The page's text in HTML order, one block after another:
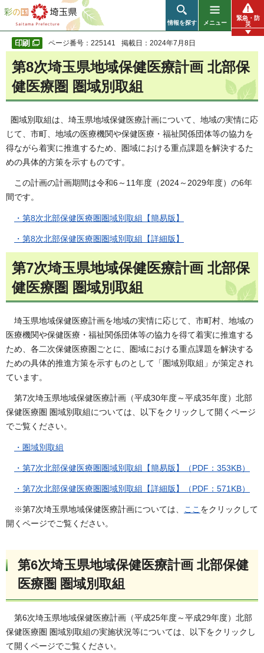
彩の国 埼玉県
情報を探す メニュー
緊急・防
災
ページ番号：225141 掲載日：2024年7月8日
第8次埼玉県地域保健医療計画 北部保
健医療圏 圏域別取組
圏域別取組は、埼玉県地域保健医療計画について、地域の実情に応
じて、市町、地域の医療機関や保健医療・福祉関係団体等の協力を
得ながら着実に推進するため、圏域における重点課題を解決するた
めの具体的方策を示すものです。
この計画の計画期間は令和6～11年度（2024～2029年度）の6年
間です。
・第8次北部保健医療圏圏域別取組【簡易版】
・第8次北部保健医療圏圏域別取組【詳細版】
第7次埼玉県地域保健医療計画 北部保
健医療圏 圏域別取組
埼玉県地域保健医療計画を地域の実情に応じて、市町村、地域の
医療機関や保健医療・福祉関係団体等の協力を得て着実に推進する
ため、各二次保健医療圏ごとに、圏域における重点課題を解決する
ための具体的推進方策を示すものとして「圏域別取組」が策定され
ています。
第7次埼玉県地域保健医療計画（平成30年度～平成35年度）北部
保健医療圏 圏域別取組については、以下をクリックして開くページ
でご覧ください。
・圏域別取組
・第7次北部保健医療圏圏域別取組【簡易版】（PDF：353KB）
・第7次北部保健医療圏圏域別取組【詳細版】（PDF：571KB）
※第7次埼玉県地域保健医療計画については、 ここ をクリックして
開くページでご覧ください。
第6次埼玉県地域保健医療計画 北部保健
医療圏 圏域別取組
第6次埼玉県地域保健医療計画（平成25年度～平成29年度）北部
保健医療圏 圏域別取組の実施状況等については、以下をクリックし
て開くページでご覧ください。